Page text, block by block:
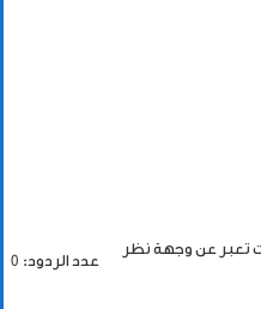
تعبر عن وجهة نظر
عدد الردود: 0